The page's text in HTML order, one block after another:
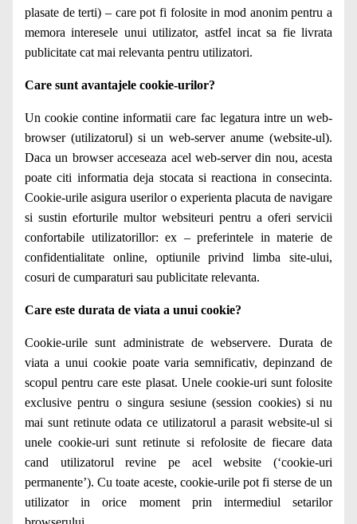
plasate de terti) – care pot fi folosite in mod anonim pentru a
memora interesele unui utilizator, astfel incat sa fie livrata
publicitate cat mai relevanta pentru utilizatori.
Care sunt avantajele cookie-urilor?
Un cookie contine informatii care fac legatura intre un web-
browser (utilizatorul) si un web-server anume (website-ul).
Daca un browser acceseaza acel web-server din nou, acesta
poate citi informatia deja stocata si reactiona in consecinta.
Cookie-urile asigura userilor o experienta placuta de navigare
si sustin eforturile multor websiteuri pentru a oferi servicii
confortabile utilizatorillor: ex – preferintele in materie de
confidentialitate online, optiunile privind limba site-ului,
cosuri de cumparaturi sau publicitate relevanta.
Care este durata de viata a unui cookie?
Cookie-urile sunt administrate de webservere. Durata de
viata a unui cookie poate varia semnificativ, depinzand de
scopul pentru care este plasat. Unele cookie-uri sunt folosite
exclusive pentru o singura sesiune (session cookies) si nu
mai sunt retinute odata ce utilizatorul a parasit website-ul si
unele cookie-uri sunt retinute si refolosite de fiecare data
cand utilizatorul revine pe acel website (‘cookie-uri
permanente’). Cu toate aceste, cookie-urile pot fi sterse de un
utilizator in orice moment prin intermediul setarilor